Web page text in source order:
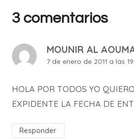
3 comentarios
MOUNIR AL
7 de enero de 2011 a las
HOLA POR TODOS YO
EXPIDENTE LA FECHA DE
Responder